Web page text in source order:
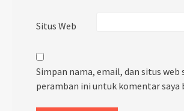
Situs Web
Simpan nama, email, dan situs web
peramban ini untuk komentar saya